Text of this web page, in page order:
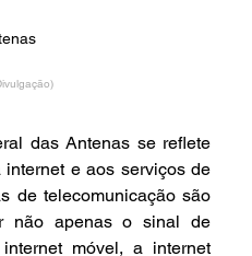
das Antenas se reflete
e aos serviços de
de telecomunicação são
não apenas o sinal de
móvel, a internet